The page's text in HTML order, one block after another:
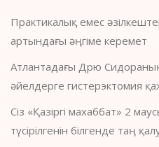
Практикалық емес
артындағы әңгіме керемет
Атлантадағы Дрю
әйелдерге гистерэктомия
Сіз «Қазіргі махаббат» 2
түсірілгенін білгенде таң